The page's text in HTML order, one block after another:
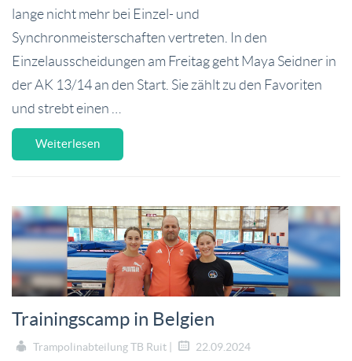
lange nicht mehr bei Einzel- und
Synchronmeisterschaften vertreten. In den
Einzelausscheidungen am Freitag geht Maya Seidner in
der AK 13/14 an den Start. Sie zählt zu den Favoriten
und strebt einen …
Weiterlesen
Trainingscamp in Belgien
Trampolinabteilung TB Ruit | 22.09.2024